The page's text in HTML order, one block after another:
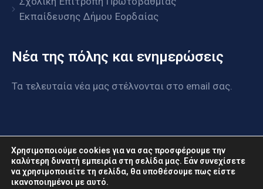
Εκπαίδευσης Δήμου Εορδαίας
Νέα της πόλης και ενημερώσεις
Τα τελευταία νέα μας στέλνονται στο email σας.
www.eordaia.gov.gr © 2022. Με επιφύλαξη παντός
Χρησιμοποιούμε cookies για να σας προσφέρουμε την
καλύτερη δυνατή εμπειρία στη σελίδα μας. Εάν συνεχίσετε
να χρησιμοποιείτε τη σελίδα, θα υποθέσουμε πως είστε
ικανοποιημένοι με αυτό.